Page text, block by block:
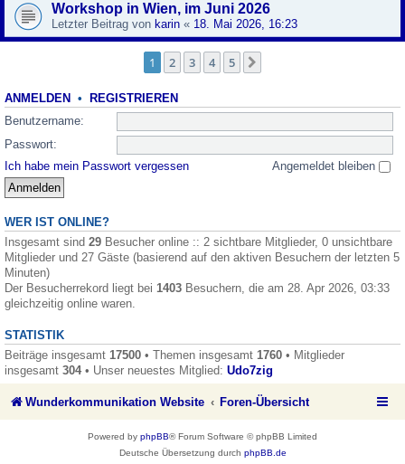
Workshop in Wien, im Juni 2026
Letzter Beitrag von karin « 18. Mai 2026, 16:23
1 2 3 4 5
ANMELDEN • REGISTRIEREN
Benutzername:
Passwort:
Ich habe mein Passwort vergessen
Angemeldet bleiben
WER IST ONLINE?
Insgesamt sind 29 Besucher online :: 2 sichtbare Mitglieder, 0 unsichtbare
Mitglieder und 27 Gäste (basierend auf den aktiven Besuchern der letzten 5
Minuten)
Der Besucherrekord liegt bei 1403 Besuchern, die am 28. Apr 2026, 03:33
gleichzeitig online waren.
STATISTIK
Beiträge insgesamt 17500 • Themen insgesamt 1760 • Mitglieder
insgesamt 304• Unser neuestes Mitglied: Udo7zig
Wunderkommunikation Website Foren-Übersicht
Powered by phpBB® Forum Software © phpBB Limited
Deutsche Übersetzung durch phpBB.de